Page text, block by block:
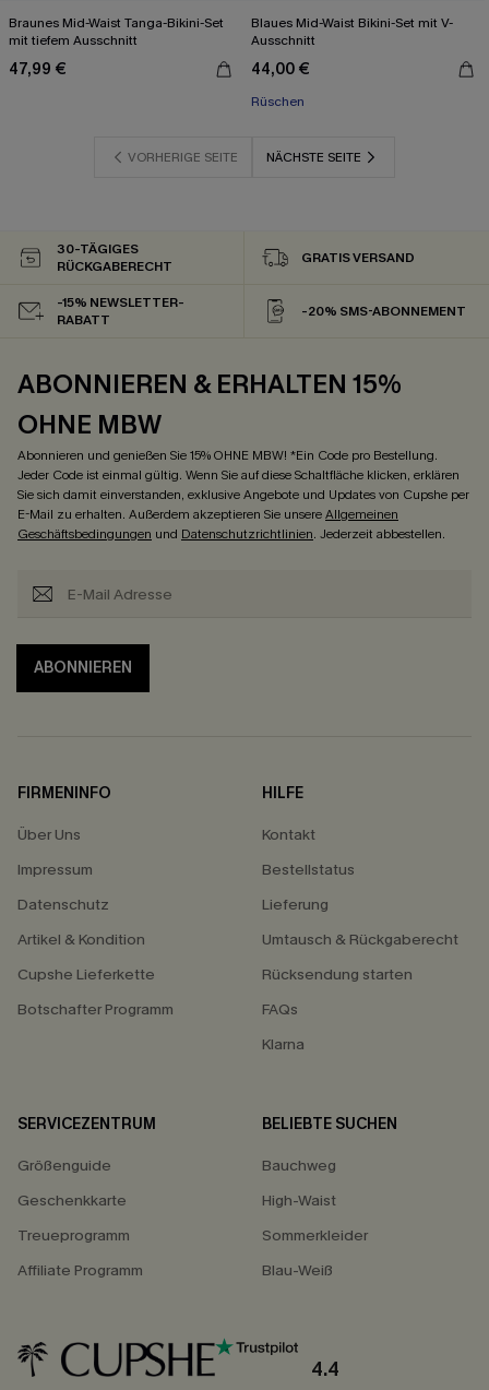
Braunes Mid-Waist Tanga-Bikini-Set
mit tiefem Ausschnitt
47,99 €
Blaues Mid-Waist Bikini-Set mit V-
Ausschnitt
44,00 €
Rüschen
VORHERIGE SEITE NÄCHSTE SEITE
30-TÄGIGES
RÜCKGABERECHT
GRATIS VERSAND
-15% NEWSLETTER-
RABATT
-20% SMS-ABONNEMENT
ABONNIEREN & ERHALTEN 15%
OHNE MBW
Abonnieren und genießen Sie 15% OHNE MBW! *Ein Code pro Bestellung.
Jeder Code ist einmal gültig. Wenn Sie auf diese Schaltfläche klicken, erklären
Sie sich damit einverstanden, exklusive Angebote und Updates von Cupshe per
E-Mail zu erhalten. Außerdem akzeptieren Sie unsereAllgemeinen
Geschäftsbedingungen und Datenschutzrichtlinien. Jederzeit abbestellen.
ABONNIEREN
FIRMENINFO
Über Uns
Impressum
Datenschutz
Artikel & Kondition
Cupshe Lieferkette
Botschafter Programm
HILFE
Kontakt
Bestellstatus
Lieferung
Umtausch & Rückgaberecht
Rücksendung starten
FAQs
Klarna
SERVICEZENTRUM
Größenguide
Geschenkkarte
Treueprogramm
Affiliate Programm
BELIEBTE SUCHEN
Bauchweg
High-Waist
Sommerkleider
Blau-Weiß
4.4